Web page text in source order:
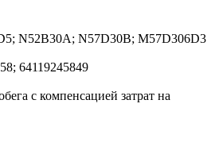
N52B30A; N57D30B; M57D306D3
64119245849
с компенсацией затрат на